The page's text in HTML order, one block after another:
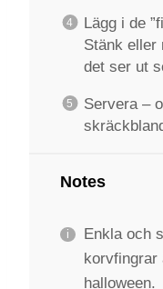
Lägg i de
Stänk eller
det ser ut
Servera –
Notes
Enkla och
korvfingrar
halloween.